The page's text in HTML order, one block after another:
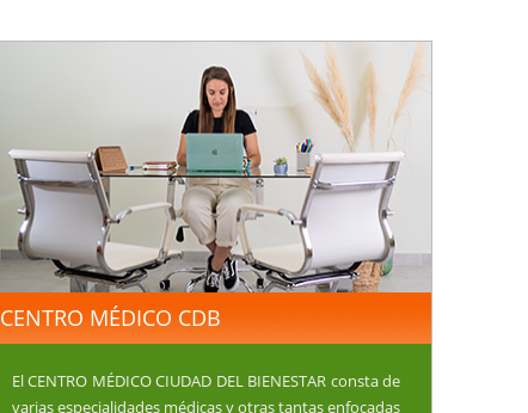
CENTRO MÉDICO CDB
El CENTRO MÉDICO CIUDAD DEL BIENESTAR consta de
varias especialidades médicas y otras tantas enfocadas